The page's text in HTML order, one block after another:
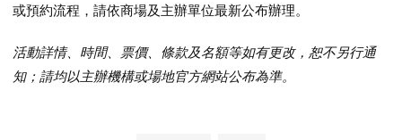
或預約流程，請依商場及主辦單位最新公布辦理。
活動詳情、時間、票價、條款及名額等如有更改，恕不另行通
知；請均以主辦機構或場地官方網站公布為準。